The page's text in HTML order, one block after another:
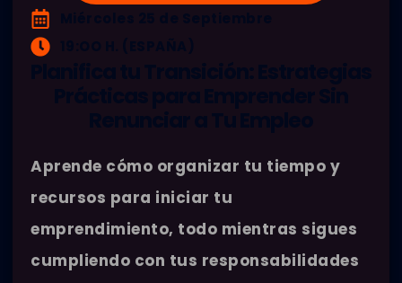
Aprende cómo organizar tu tiempo y
recursos para iniciar tu
emprendimiento, todo mientras sigues
cumpliendo con tus responsabilidades